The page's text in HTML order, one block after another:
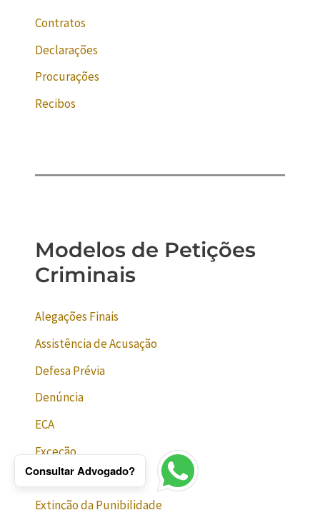
Contratos
Declarações
Procurações
Recibos
Modelos de Petições
Criminais
Alegações Finais
Assistência de Acusação
Defesa Prévia
Denúncia
ECA
Exceção
Execução de Títulos
Extinção da Punibilidade
Consultar Advogado?